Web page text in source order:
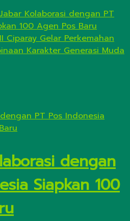
Kolaborasi dengan PT
100 Agen Pos Baru
Ciparay Gelar Perkemahan
Karakter Generasi Muda
dengan
Siapkan 100